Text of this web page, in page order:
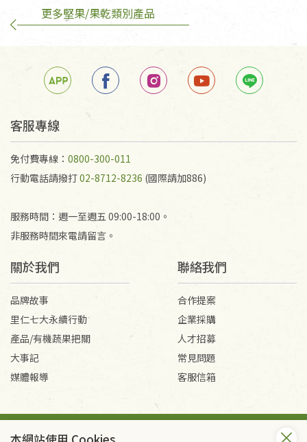
訂購手抄稿退貨需知：
手抄稿進行退貨時，請務必保持原包裝方式及使用原
若未保持原包裝方式或未使用原箱退回，導致書籍有
任何折損、磨損、污損或凹角，將不接受退貨，也不
不接受退貨之手抄稿，為敬重法寶故，里仁網購無法
代為結緣處理等。 若需將手抄稿寄還給消費者，因而
產生的運費100元/箱將由消費者負擔。
更多堅果/果乾類別產品
客服專線
免付費專線： 0800-300-011
行動電話請撥打02-8712-8236 (國際請加886)
服務時間：週一至週五 09:00-18:00。
非服務時間來電請留言。
關於我們
品牌故事
里仁七大永續行動
產品/有機蔬果把關
大事記
媒體報導
聯絡我們
合作提案
企業採購
人才招募
常見問題
客服信箱